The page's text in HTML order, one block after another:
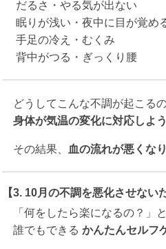
だるさ・やる気が出ない
眠りが浅い・夜中に目が覚め
手足の冷え・むくみ
背中がつる・ぎっくり腰
どうしてこんな不調が起こる
身体が気温の変化に対応しよ
その結果、 血の流れが悪くな
【3. 10月の不調を悪化させない
「何をしたら楽になるの？」
誰でもできる かんたんセルフ